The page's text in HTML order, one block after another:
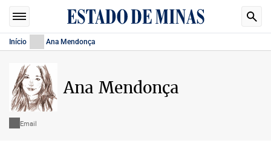
Início Ana Mendonça
Ana Mendonça
Email